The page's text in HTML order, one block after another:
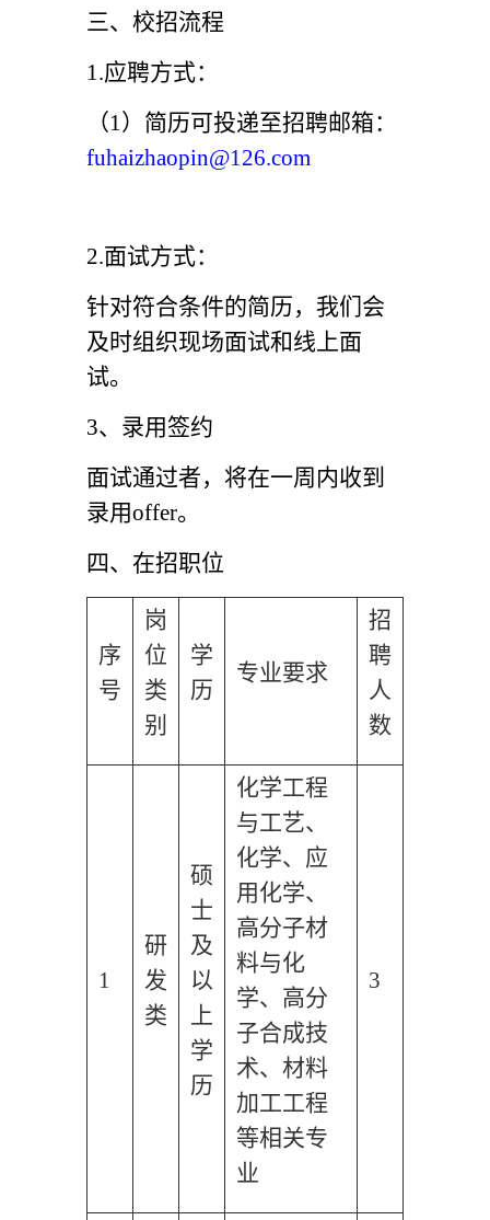
三、校招流程
1.应聘方式：
（1）简历可投递至招聘邮箱：
fuhaizhaopin@126.com
2.面试方式：
针对符合条件的简历，我们会
及时组织现场面试和线上面
试。
3、录用签约
面试通过者，将在一周内收到
录用offer。
四、在招职位
序
号
岗
位
类
别
学
历
专业要求
招
聘
人
数
1
研
发
类
硕
士
及
以
上
学
历
化学工程
与工艺、
化学、应
用化学、
高分子材
料与化
学、高分
子合成技
术、材料
加工工程
等相关专
业
3